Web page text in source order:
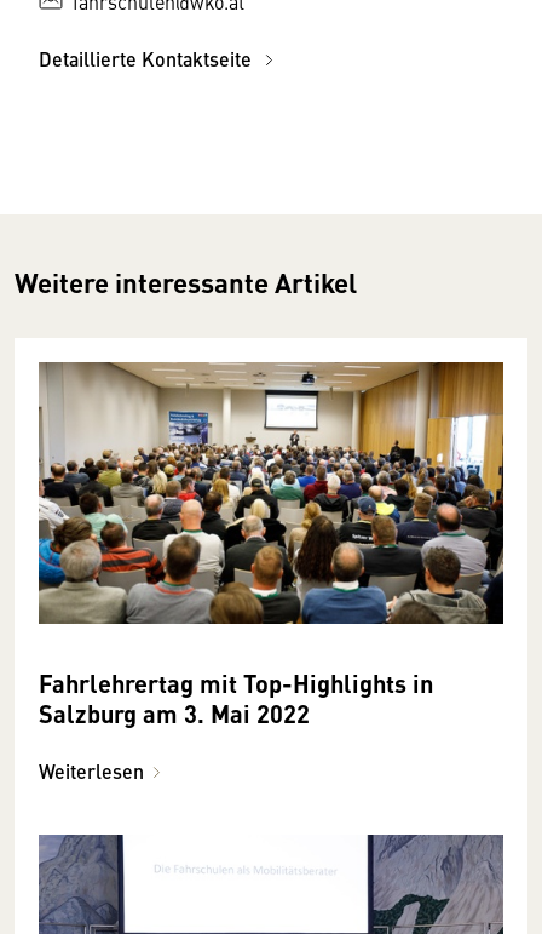
Detaillierte Kontaktseite
Weitere interessante Artikel
Fahrlehrertag mit Top-Highlights in
Salzburg am 3. Mai 2022
Weiterlesen